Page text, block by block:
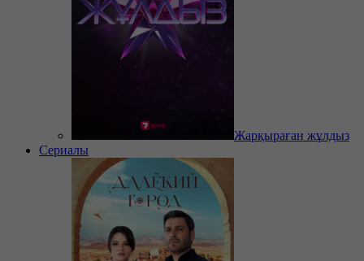
Жарқыраған жұлдыз
Сериалы